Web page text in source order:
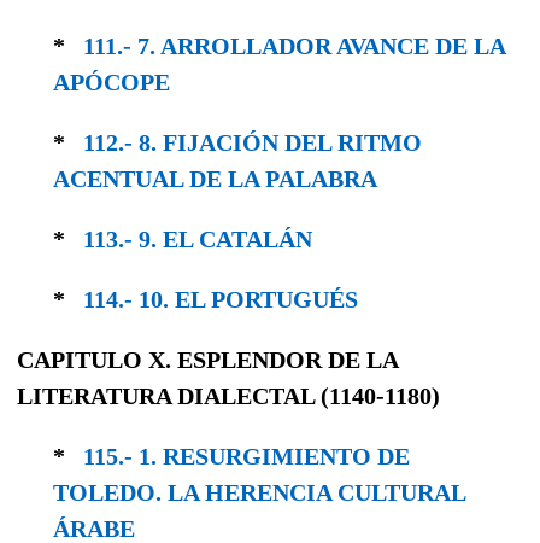
* 111.- 7. ARROLLADOR AVANCE DE LA
APÓCOPE
* 112.- 8. FIJACIÓN DEL RITMO
ACENTUAL DE LA PALABRA
* 113.- 9. EL CATALÁN
* 114.- 10. EL PORTUGUÉS
CAPITULO X. ESPLENDOR DE LA
LITERATURA DIALECTAL (1140-1180)
* 115.- 1. RESURGIMIENTO DE
TOLEDO. LA HERENCIA CULTURAL
ÁRABE